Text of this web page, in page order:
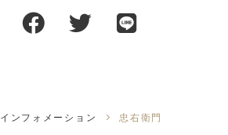
インフォメーション 忠右衛門